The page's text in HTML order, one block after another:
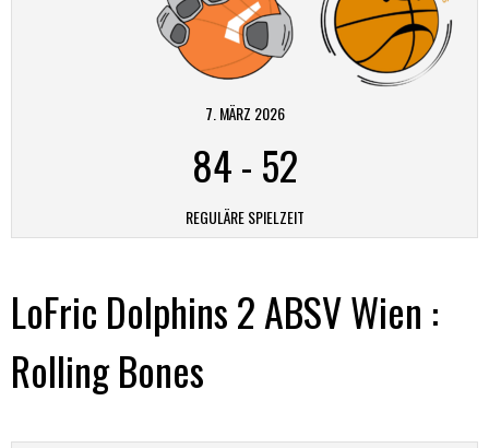
7. MÄRZ 2026
84- 52
REGULÄRE SPIELZEIT
LoFric Dolphins 2 ABSV Wien :
Rolling Bones